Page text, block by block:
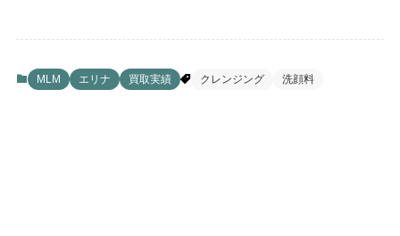
MLM エリナ 買取実績 クレンジング 洗顔料